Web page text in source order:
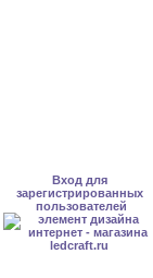
Вход для
зарегистрированных
пользователей